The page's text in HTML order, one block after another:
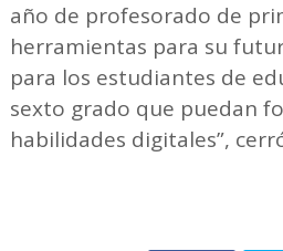
año de profesorado de
herramientas para su
para los estudiantes de
sexto grado que puedan
habilidades digitales”,